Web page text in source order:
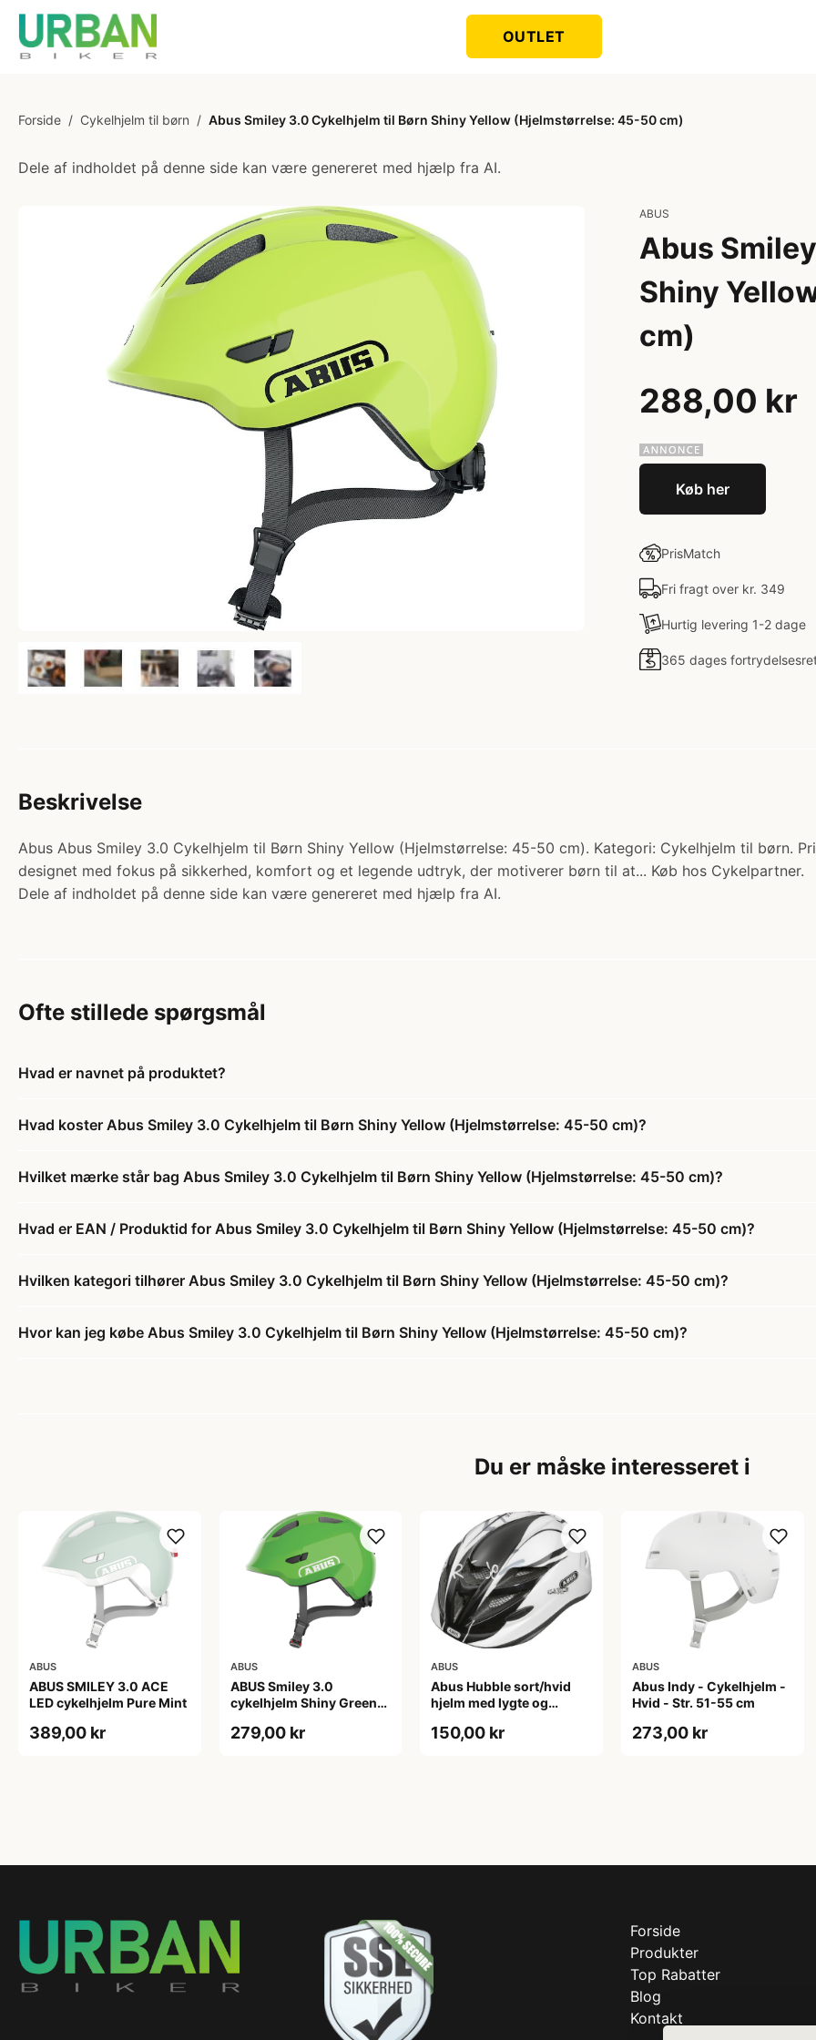
OUTLET
Forside / Cykelhjelm til børn / Abus Smiley 3.0 Cykelhjelm til Børn Shiny Yellow (Hjelmstørrelse: 45-50 cm)
Dele af indholdet på denne side kan være genereret med hjælp fra AI.
ABUS
Abus
Shiny
cm)
288,00 kr
Køb her
PrisMatch
Fri fragt over kr. 349
Hurtig levering 1-2 dage
365 dages
Beskrivelse
Abus Abus Smiley 3.0 Cykelhjelm til Børn Shiny Yellow (Hjelmstørrelse: 45-50 cm). Kategori: Cykelhjelm til børn.
designet med fokus på sikkerhed, komfort og et legende udtryk, der motiverer børn til at... Køb hos Cykelpartner.
Dele af indholdet på denne side kan være genereret med hjælp fra AI.
Ofte stillede spørgsmål
Hvad er navnet på produktet?
Hvad koster Abus Smiley 3.0 Cykelhjelm til Børn Shiny Yellow (Hjelmstørrelse: 45-50 cm)?
Hvilket mærke står bag Abus Smiley 3.0 Cykelhjelm til Børn Shiny Yellow (Hjelmstørrelse: 45-50 cm)?
Hvad er EAN / Produktid for Abus Smiley 3.0 Cykelhjelm til Børn Shiny Yellow (Hjelmstørrelse: 45-50 cm)?
Hvilken kategori tilhører Abus Smiley 3.0 Cykelhjelm til Børn Shiny Yellow (Hjelmstørrelse: 45-50 cm)?
Hvor kan jeg købe Abus Smiley 3.0 Cykelhjelm til Børn Shiny Yellow (Hjelmstørrelse: 45-50 cm)?
Du er måske interesseret i
ABUS
ABUS SMILEY 3.0 ACE
LED cykelhjelm Pure Mint
389,00 kr
ABUS
ABUS Smiley 3.0
cykelhjelm Shiny Green
cm)
279,00 kr
ABUS
Abus Hubble sort/hvid
hjelm med lygte og
(Hjelmstørrelse: 46-52
150,00 kr
ABUS
Abus Indy - Cykelhjelm -
Hvid - Str. 51-55 cm
273,00 kr
Forside
Produkter
Top Rabatter
Blog
Kontakt